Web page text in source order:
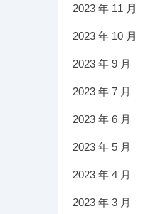
2023 年 11 月
2023 年 10 月
2023 年 9 月
2023 年 7 月
2023 年 6 月
2023 年 5 月
2023 年 4 月
2023 年 3 月